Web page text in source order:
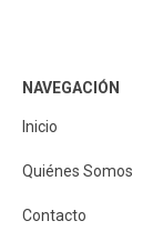
NAVEGACIÓN
Inicio
Quiénes Somos
Contacto